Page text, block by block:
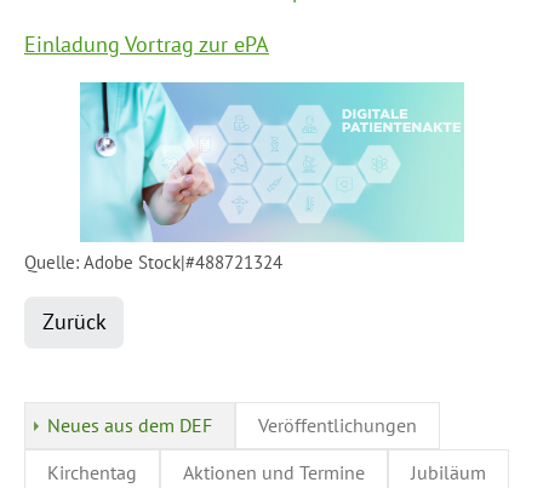
Einladung Vortrag zur ePA
Quelle: Adobe Stock|#488721324
Zurück
Neues aus dem DEF
Veröffentlichungen
Kirchentag
Aktionen und Termine
Jubiläum